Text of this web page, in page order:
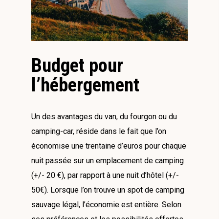
Budget pour
l’hébergement
Un des avantages du van, du fourgon ou du
camping-car, réside dans le fait que l’on
économise une trentaine d’euros pour chaque
nuit passée sur un emplacement de camping
(+/- 20 €), par rapport à une nuit d’hôtel (+/-
50€). Lorsque l’on trouve un spot de camping
sauvage légal, l’économie est entière. Selon